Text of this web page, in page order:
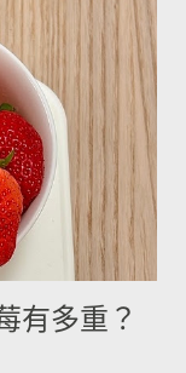
4g 13g 170g 粗砂
290g 沙拉油 4g
酥油 4g 13g
格 5g 15g 210g 清
6g 70g 葡萄乾 ----
有多重？